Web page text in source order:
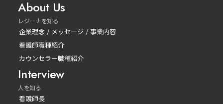
About Us
レジーナを知る
企業理念 / メッセージ / 事業内容
看護師職種紹介
カウンセラー職種紹介
Interview
人を知る
看護師長